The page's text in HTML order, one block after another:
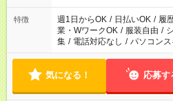
特徴 週1日からOK / 日払いOK / 履
業・WワークOK / 服装自由 /
集 / 電話対応なし / パソコン
気になる！ 応募す